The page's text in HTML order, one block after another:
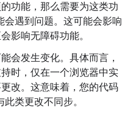
功能，那么需要为这类功
遇到问题。这可能会影响
影响无障碍功能。
会发生变化。具体而言，
时，仅在一个浏览器中实
改。这意味着，您的代码
类更改不同步。